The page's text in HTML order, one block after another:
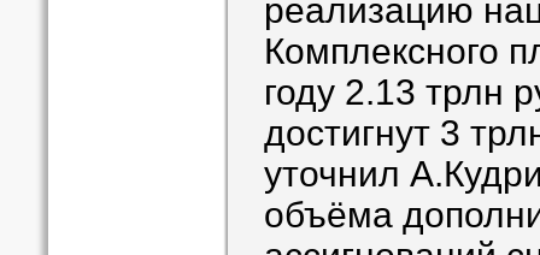
реализацию
Комплексного
году 2.13 трлн
достигнут 3
уточнил
объёма